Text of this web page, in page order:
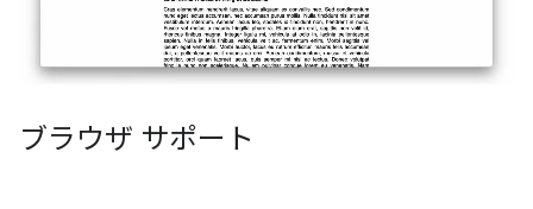
ブラウザ サポート